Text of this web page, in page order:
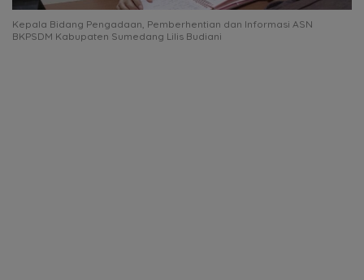
Kepala Bidang Pengadaan, Pemberhentian dan Informasi ASN
BKPSDM Kabupaten Sumedang Lilis Budiani